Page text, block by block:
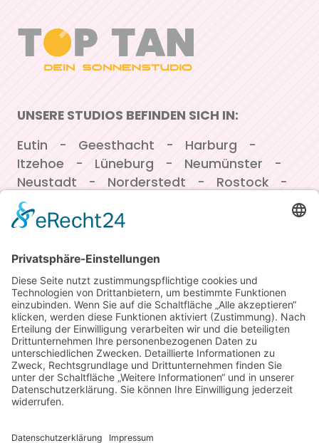
UNSERE STUDIOS BEFINDEN SICH IN:
Navigation überspringen
Eutin Geesthacht
Harburg
Itzehoe
Lüneburg
Neumünster
Neustadt
Norderstedt
Rostock
Winsen/Luhe
MEMBER-CLUB
JETZT MITGLIED WERDEN UND
VORTEILE SICHERN!